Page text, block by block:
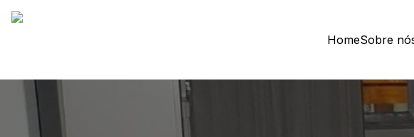
HomeSobre